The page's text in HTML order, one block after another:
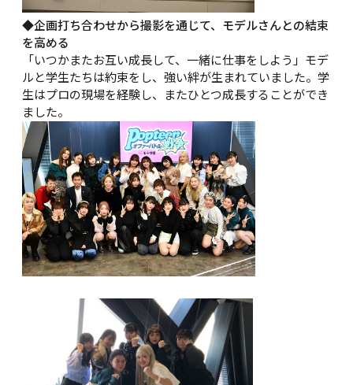
◆企画打ち合わせから撮影を通じて、モデルさんとの結束
を高める
「いつかまたお互い成長して、一緒に仕事をしよう」モデ
ルと学生たちは約束をし、強い絆が生まれていました。学
生はプロの現場を経験し、またひとつ成長することができ
ました。